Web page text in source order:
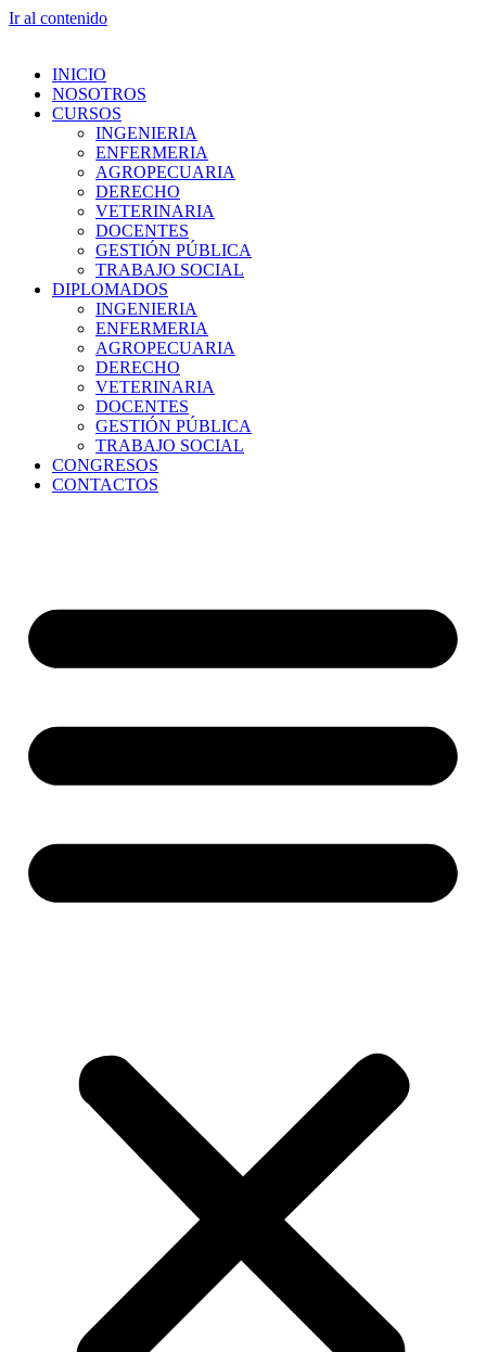
Ir al contenido
INICIO
NOSOTROS
CURSOS
INGENIERIA
ENFERMERIA
AGROPECUARIA
DERECHO
VETERINARIA
DOCENTES
GESTIÓN PÚBLICA
TRABAJO SOCIAL
DIPLOMADOS
INGENIERIA
ENFERMERIA
AGROPECUARIA
DERECHO
VETERINARIA
DOCENTES
GESTIÓN PÚBLICA
TRABAJO SOCIAL
CONGRESOS
CONTACTOS